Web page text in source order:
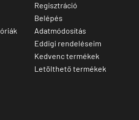
Regisztráció
Belépés
Adatmódosítás
Eddigi rendeléseim
Kedvenc termékek
Letölthető termékek